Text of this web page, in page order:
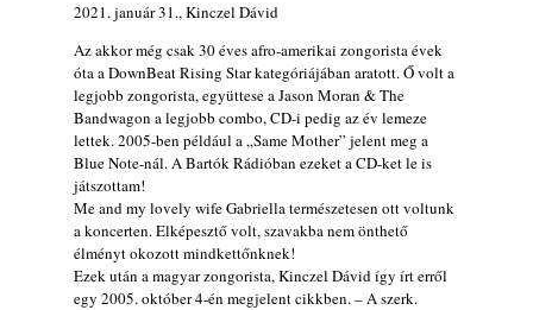
2021. január 31., Kinczel Dávid
Az akkor még csak 30 éves afro-amerikai zongorista évek
óta a DownBeat Rising Star kategóriájában aratott. Ő volt a
legjobb zongorista, együttese a Jason Moran & The
Bandwagon a legjobb combo, CD-i pedig az év lemeze
lettek. 2005-ben például a „Same Mother” jelent meg a
Blue Note-nál. A Bartók Rádióban ezeket a CD-ket le is
játszottam!
Me and my lovely wife Gabriella természetesen ott voltunk
a koncerten. Elképesztő volt, szavakba nem önthető
élményt okozott mindkettőnknek!
Ezek után a magyar zongorista, Kinczel Dávid így írt erről
egy 2005. október 4-én megjelent cikkben. – A szerk.